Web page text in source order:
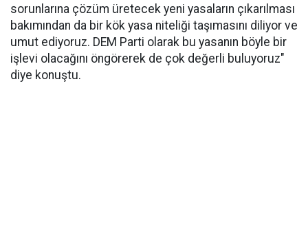
sorunlarına çözüm üretecek yeni yasaların çıkarılması
bakımından da bir kök yasa niteliği taşımasını diliyor ve
umut ediyoruz. DEM Parti olarak bu yasanın böyle bir
işlevi olacağını öngörerek de çok değerli buluyoruz"
diye konuştu.